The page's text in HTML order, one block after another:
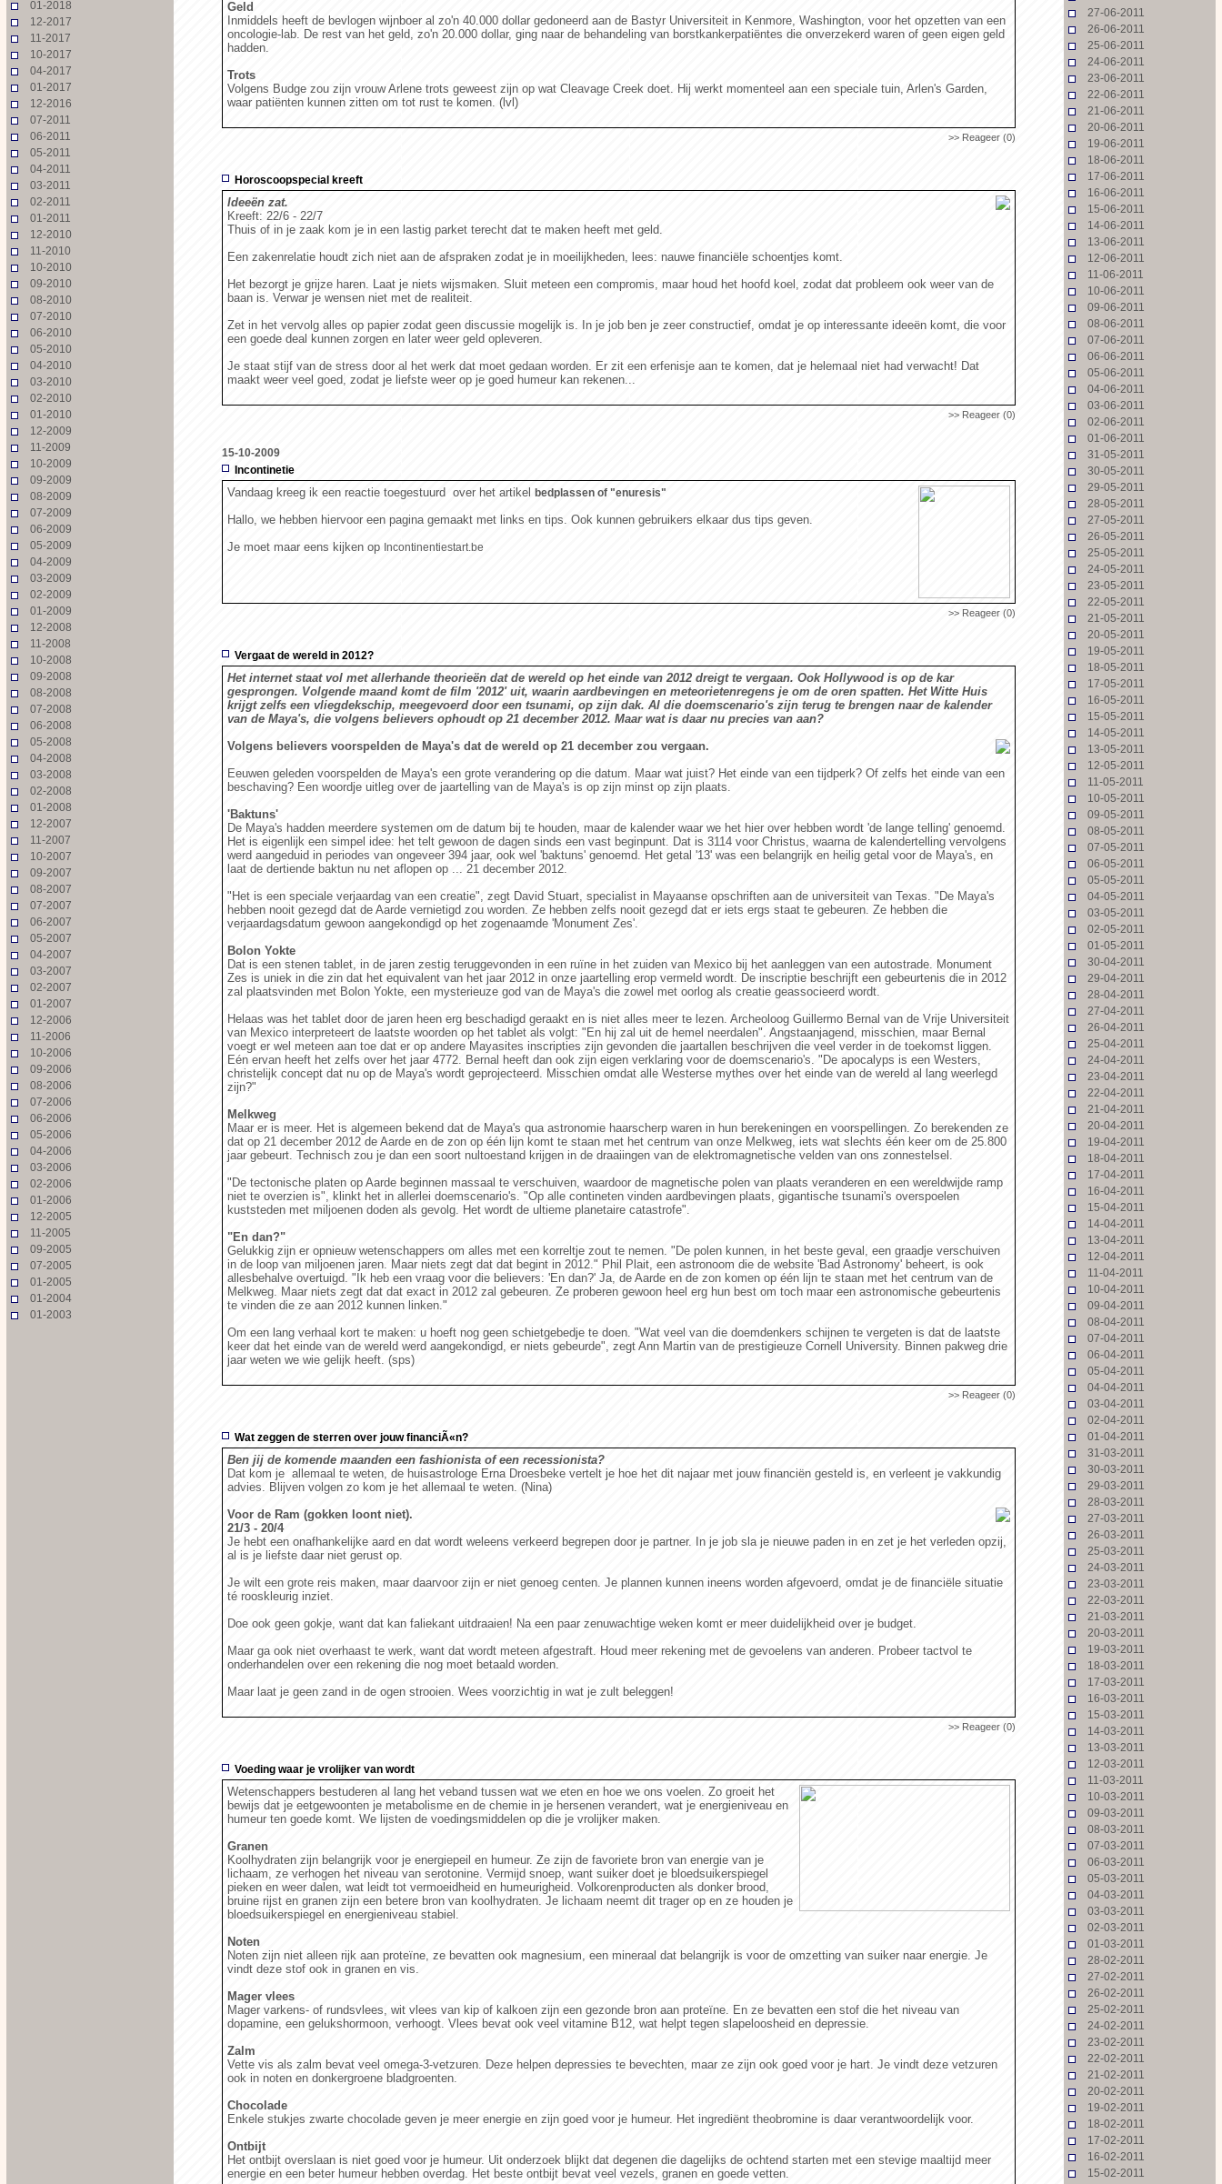
01-2018
12-2017
11-2017
10-2017
04-2017
01-2017
12-2016
07-2011
06-2011
05-2011
04-2011
03-2011
02-2011
01-2011
12-2010
11-2010
10-2010
09-2010
08-2010
07-2010
06-2010
05-2010
04-2010
03-2010
02-2010
01-2010
12-2009
11-2009
10-2009
09-2009
08-2009
07-2009
06-2009
05-2009
04-2009
03-2009
02-2009
01-2009
12-2008
11-2008
10-2008
09-2008
08-2008
07-2008
06-2008
05-2008
04-2008
03-2008
02-2008
01-2008
12-2007
11-2007
10-2007
09-2007
08-2007
07-2007
06-2007
05-2007
04-2007
03-2007
02-2007
01-2007
12-2006
11-2006
10-2006
09-2006
08-2006
07-2006
06-2006
05-2006
04-2006
03-2006
02-2006
01-2006
12-2005
11-2005
09-2005
07-2005
01-2005
01-2004
01-2003
Geld
Inmiddels heeft de bevlogen wijnboer al zo'n 40.000 dollar gedoneerd aan de Bastyr Universiteit in Kenmore, Washington, voor het opzetten van een
oncologie-lab. De rest van het geld, zo'n 20.000 dollar, ging naar de behandeling van borstkankerpatiëntes die onverzekerd waren of geen eigen geld
hadden.
Trots
Volgens Budge zou zijn vrouw Arlene trots geweest zijn op wat Cleavage Creek doet. Hij werkt momenteel aan een speciale tuin, Arlen's Garden,
waar patiënten kunnen zitten om tot rust te komen. (lvl)
>> Reageer (0)
Horoscoopspecial kreeft
Ideeën zat.
Kreeft: 22/6 - 22/7
Thuis of in je zaak kom je in een lastig parket terecht dat te maken heeft met geld.
Een zakenrelatie houdt zich niet aan de afspraken zodat je in moeilijkheden, lees: nauwe financiële schoentjes komt.
Het bezorgt je grijze haren. Laat je niets wijsmaken. Sluit meteen een compromis, maar houd het hoofd koel, zodat dat probleem ook weer van de
baan is. Verwar je wensen niet met de realiteit.
Zet in het vervolg alles op papier zodat geen discussie mogelijk is. In je job ben je zeer constructief, omdat je op interessante ideeën komt, die voor
een goede deal kunnen zorgen en later weer geld opleveren.
Je staat stijf van de stress door al het werk dat moet gedaan worden. Er zit een erfenisje aan te komen, dat je helemaal niet had verwacht! Dat
maakt weer veel goed, zodat je liefste weer op je goed humeur kan rekenen...
>> Reageer (0)
15-10-2009
Incontinetie
Vandaag kreeg ik een reactie toegestuurd over het artikel bedplassen of "enuresis"
Hallo, we hebben hiervoor een pagina gemaakt met links en tips. Ook kunnen gebruikers elkaar dus tips geven.
Je moet maar eens kijken op Incontinentiestart.be
>> Reageer (0)
Vergaat de wereld in 2012?
Het internet staat vol met allerhande theorieën dat de wereld op het einde van 2012 dreigt te vergaan. Ook Hollywood is op de kar
gesprongen. Volgende maand komt de film '2012' uit, waarin aardbevingen en meteorietenregens je om de oren spatten. Het Witte Huis
krijgt zelfs een vliegdekschip, meegevoerd door een tsunami, op zijn dak. Al die doemscenario's zijn terug te brengen naar de kalender
van de Maya's, die volgens believers ophoudt op 21 december 2012. Maar wat is daar nu precies van aan?
Volgens believers voorspelden de Maya's dat de wereld op 21 december zou vergaan.
Eeuwen geleden voorspelden de Maya's een grote verandering op die datum. Maar wat juist? Het einde van een tijdperk? Of zelfs het einde van een
beschaving? Een woordje uitleg over de jaartelling van de Maya's is op zijn minst op zijn plaats.
'Baktuns'
De Maya's hadden meerdere systemen om de datum bij te houden, maar de kalender waar we het hier over hebben wordt 'de lange telling' genoemd.
Het is eigenlijk een simpel idee: het telt gewoon de dagen sinds een vast beginpunt. Dat is 3114 voor Christus, waarna de kalendertelling vervolgens
werd aangeduid in periodes van ongeveer 394 jaar, ook wel 'baktuns' genoemd. Het getal '13' was een belangrijk en heilig getal voor de Maya's, en
laat de dertiende baktun nu net aflopen op ... 21 december 2012.
"Het is een speciale verjaardag van een creatie", zegt David Stuart, specialist in Mayaanse opschriften aan de universiteit van Texas. "De Maya's
hebben nooit gezegd dat de Aarde vernietigd zou worden. Ze hebben zelfs nooit gezegd dat er iets ergs staat te gebeuren. Ze hebben die
verjaardagsdatum gewoon aangekondigd op het zogenaamde 'Monument Zes'.
Bolon Yokte
Dat is een stenen tablet, in de jaren zestig teruggevonden in een ruïne in het zuiden van Mexico bij het aanleggen van een autostrade. Monument
Zes is uniek in die zin dat het equivalent van het jaar 2012 in onze jaartelling erop vermeld wordt. De inscriptie beschrijft een gebeurtenis die in 2012
zal plaatsvinden met Bolon Yokte, een mysterieuze god van de Maya's die zowel met oorlog als creatie geassocieerd wordt.
Helaas was het tablet door de jaren heen erg beschadigd geraakt en is niet alles meer te lezen. Archeoloog Guillermo Bernal van de Vrije Universiteit
van Mexico interpreteert de laatste woorden op het tablet als volgt: "En hij zal uit de hemel neerdalen". Angstaanjagend, misschien, maar Bernal
voegt er wel meteen aan toe dat er op andere Mayasites inscripties zijn gevonden die jaartallen beschrijven die veel verder in de toekomst liggen.
Eén ervan heeft het zelfs over het jaar 4772. Bernal heeft dan ook zijn eigen verklaring voor de doemscenario's. "De apocalyps is een Westers,
christelijk concept dat nu op de Maya's wordt geprojecteerd. Misschien omdat alle Westerse mythes over het einde van de wereld al lang weerlegd
zijn?"
Melkweg
Maar er is meer. Het is algemeen bekend dat de Maya's qua astronomie haarscherp waren in hun berekeningen en voorspellingen. Zo berekenden ze
dat op 21 december 2012 de Aarde en de zon op één lijn komt te staan met het centrum van onze Melkweg, iets wat slechts één keer om de 25.800
jaar gebeurt. Technisch zou je dan een soort nultoestand krijgen in de draaiingen van de elektromagnetische velden van ons zonnestelsel.
"De tectonische platen op Aarde beginnen massaal te verschuiven, waardoor de magnetische polen van plaats veranderen en een wereldwijde ramp
niet te overzien is", klinkt het in allerlei doemscenario's. "Op alle contineten vinden aardbevingen plaats, gigantische tsunami's overspoelen
kuststeden met miljoenen doden als gevolg. Het wordt de ultieme planetaire catastrofe".
"En dan?"
Gelukkig zijn er opnieuw wetenschappers om alles met een korreltje zout te nemen. "De polen kunnen, in het beste geval, een graadje verschuiven
in de loop van miljoenen jaren. Maar niets zegt dat dat begint in 2012." Phil Plait, een astronoom die de website 'Bad Astronomy' beheert, is ook
allesbehalve overtuigd. "Ik heb een vraag voor die believers: 'En dan?' Ja, de Aarde en de zon komen op één lijn te staan met het centrum van de
Melkweg. Maar niets zegt dat dat exact in 2012 zal gebeuren. Ze proberen gewoon heel erg hun best om toch maar een astronomische gebeurtenis
te vinden die ze aan 2012 kunnen linken."
Om een lang verhaal kort te maken: u hoeft nog geen schietgebedje te doen. "Wat veel van die doemdenkers schijnen te vergeten is dat de laatste
keer dat het einde van de wereld werd aangekondigd, er niets gebeurde", zegt Ann Martin van de prestigieuze Cornell University. Binnen pakweg drie
jaar weten we wie gelijk heeft. (sps)
>> Reageer (0)
Wat zeggen de sterren over jouw financiÃ«n?
Ben jij de komende maanden een fashionista of een recessionista?
Dat kom je allemaal te weten, de huisastrologe Erna Droesbeke vertelt je hoe het dit najaar met jouw financiën gesteld is, en verleent je vakkundig
advies. Blijven volgen zo kom je het allemaal te weten. (Nina)
Voor de Ram (gokken loont niet).
21/3 - 20/4
Je hebt een onafhankelijke aard en dat wordt weleens verkeerd begrepen door je partner. In je job sla je nieuwe paden in en zet je het verleden opzij,
al is je liefste daar niet gerust op.
Je wilt een grote reis maken, maar daarvoor zijn er niet genoeg centen. Je plannen kunnen ineens worden afgevoerd, omdat je de financiële situatie
té rooskleurig inziet.
Doe ook geen gokje, want dat kan faliekant uitdraaien! Na een paar zenuwachtige weken komt er meer duidelijkheid over je budget.
Maar ga ook niet overhaast te werk, want dat wordt meteen afgestraft. Houd meer rekening met de gevoelens van anderen. Probeer tactvol te
onderhandelen over een rekening die nog moet betaald worden.
Maar laat je geen zand in de ogen strooien. Wees voorzichtig in wat je zult beleggen!
>> Reageer (0)
Voeding waar je vrolijker van wordt
Wetenschappers bestuderen al lang het veband tussen wat we eten en hoe we ons voelen. Zo groeit het
bewijs dat je eetgewoonten je metabolisme en de chemie in je hersenen verandert, wat je energieniveau en
humeur ten goede komt. We lijsten de voedingsmiddelen op die je vrolijker maken.
Granen
Koolhydraten zijn belangrijk voor je energiepeil en humeur. Ze zijn de favoriete bron van energie van je
lichaam, ze verhogen het niveau van serotonine. Vermijd snoep, want suiker doet je bloedsuikerspiegel
pieken en weer dalen, wat leidt tot vermoeidheid en humeurigheid. Volkorenproducten als donker brood,
bruine rijst en granen zijn een betere bron van koolhydraten. Je lichaam neemt dit trager op en ze houden je
bloedsuikerspiegel en energieniveau stabiel.
Noten
Noten zijn niet alleen rijk aan proteïne, ze bevatten ook magnesium, een mineraal dat belangrijk is voor de omzetting van suiker naar energie. Je
vindt deze stof ook in granen en vis.
Mager vlees
Mager varkens- of rundsvlees, wit vlees van kip of kalkoen zijn een gezonde bron aan proteïne. En ze bevatten een stof die het niveau van
dopamine, een gelukshormoon, verhoogt. Vlees bevat ook veel vitamine B12, wat helpt tegen slapeloosheid en depressie.
Zalm
Vette vis als zalm bevat veel omega-3-vetzuren. Deze helpen depressies te bevechten, maar ze zijn ook goed voor je hart. Je vindt deze vetzuren
ook in noten en donkergroene bladgroenten.
Chocolade
Enkele stukjes zwarte chocolade geven je meer energie en zijn goed voor je humeur. Het ingrediënt theobromine is daar verantwoordelijk voor.
Ontbijt
Het ontbijt overslaan is niet goed voor je humeur. Uit onderzoek blijkt dat degenen die dagelijks de ochtend starten met een stevige maaltijd meer
energie en een beter humeur hebben overdag. Het beste ontbijt bevat veel vezels, granen en goede vetten.
27-06-2011
26-06-2011
25-06-2011
24-06-2011
23-06-2011
22-06-2011
21-06-2011
20-06-2011
19-06-2011
18-06-2011
17-06-2011
16-06-2011
15-06-2011
14-06-2011
13-06-2011
12-06-2011
11-06-2011
10-06-2011
09-06-2011
08-06-2011
07-06-2011
06-06-2011
05-06-2011
04-06-2011
03-06-2011
02-06-2011
01-06-2011
31-05-2011
30-05-2011
29-05-2011
28-05-2011
27-05-2011
26-05-2011
25-05-2011
24-05-2011
23-05-2011
22-05-2011
21-05-2011
20-05-2011
19-05-2011
18-05-2011
17-05-2011
16-05-2011
15-05-2011
14-05-2011
13-05-2011
12-05-2011
11-05-2011
10-05-2011
09-05-2011
08-05-2011
07-05-2011
06-05-2011
05-05-2011
04-05-2011
03-05-2011
02-05-2011
01-05-2011
30-04-2011
29-04-2011
28-04-2011
27-04-2011
26-04-2011
25-04-2011
24-04-2011
23-04-2011
22-04-2011
21-04-2011
20-04-2011
19-04-2011
18-04-2011
17-04-2011
16-04-2011
15-04-2011
14-04-2011
13-04-2011
12-04-2011
11-04-2011
10-04-2011
09-04-2011
08-04-2011
07-04-2011
06-04-2011
05-04-2011
04-04-2011
03-04-2011
02-04-2011
01-04-2011
31-03-2011
30-03-2011
29-03-2011
28-03-2011
27-03-2011
26-03-2011
25-03-2011
24-03-2011
23-03-2011
22-03-2011
21-03-2011
20-03-2011
19-03-2011
18-03-2011
17-03-2011
16-03-2011
15-03-2011
14-03-2011
13-03-2011
12-03-2011
11-03-2011
10-03-2011
09-03-2011
08-03-2011
07-03-2011
06-03-2011
05-03-2011
04-03-2011
03-03-2011
02-03-2011
01-03-2011
28-02-2011
27-02-2011
26-02-2011
25-02-2011
24-02-2011
23-02-2011
22-02-2011
21-02-2011
20-02-2011
19-02-2011
18-02-2011
17-02-2011
16-02-2011
15-02-2011